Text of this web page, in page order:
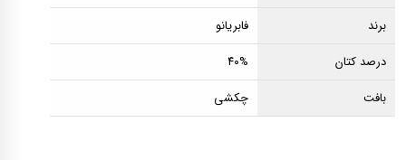
برند
فابریانو
درصد کتان
۴۰%
بافت
چکشی